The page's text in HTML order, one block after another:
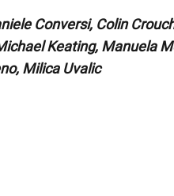
Conversi, Colin
Keating, Manuela
Milica Uvalic